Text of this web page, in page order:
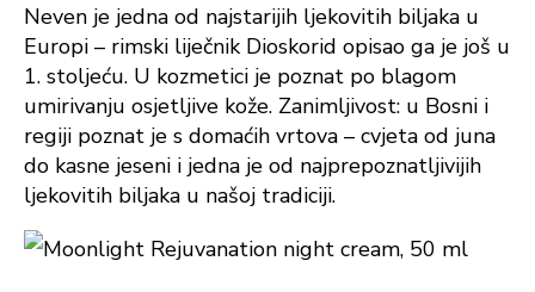
Neven je jedna od najstarijih ljekovitih biljaka u
Europi – rimski liječnik Dioskorid opisao ga je još u
1. stoljeću. U kozmetici je poznat po blagom
umirivanju osjetljive kože. Zanimljivost: u Bosni i
regiji poznat je s domaćih vrtova – cvjeta od juna
do kasne jeseni i jedna je od najprepoznatljivijih
ljekovitih biljaka u našoj tradiciji.